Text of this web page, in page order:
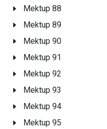
Mektup 88
Mektup 89
Mektup 90
Mektup 91
Mektup 92
Mektup 93
Mektup 94
Mektup 95